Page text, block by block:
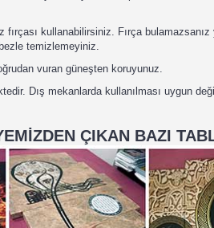
kullanabilirsiniz. Fırça
temizlemeyiniz.
vuran güneşten koruyunuz.
Dış mekanlarda kullanılması uygun
ÇIKAN BAZI